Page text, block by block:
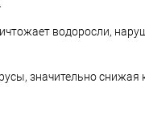
водоросли,
значительно